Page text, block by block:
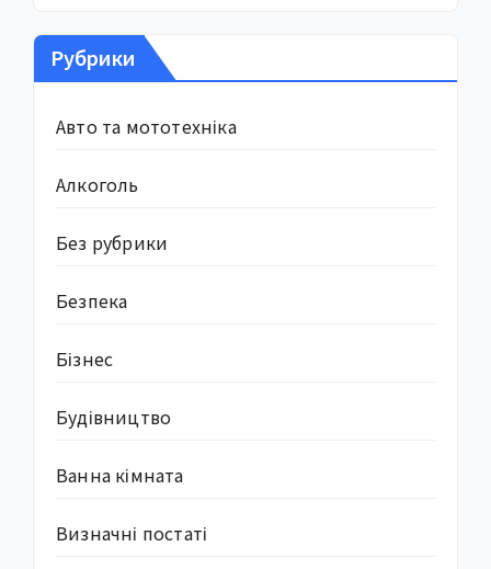
Рубрики
Авто та мототехніка
Алкоголь
Без рубрики
Безпека
Бізнес
Будівництво
Ванна кімната
Визначні постаті